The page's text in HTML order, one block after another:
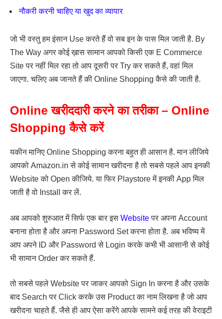
नौकरी करनी चाहिए या खुद का व्यापार
जो भी वस्तु हम इंसान Use करते हैं वो सब इन के पास मिल जाती है. By
The Way अगर कोई ख़ास सामान आपको किसी एक E Commerce
Site पर नहीं मिल रहा तो आप दूसरी पर Try कर सकते हैं, वहां मिल
जाएगा. चलिए अब जानते हैं की Online Shopping कैसे की जाती है.
Online खरीददारी करने का तरीका – Online
Shopping कैसे करें
यकीन मानिए Online Shopping करना बहुत ही आसान है. मान लीजिये
आपको Amazon.in से कोई सामान खरीदना है तो सबसे पहले आप इनकी
Website को Open कीजिये. या फिर Playstore में इनकी App मिल
जाती है वो Install कर लें.
अब आपको शुरुआत में सिर्फ एक बार इस Websiteपर अपना Account
बनाना होता है और अपना Password Set करना होता है. अब भविष्य में
आप अपने ID और Password से Login करके कभी भी आसानी से कोई
भी सामान Order कर सकते हैं.
तो सबसे पहले Website पर जाकर आपको Sign In करना है और उसके
बाद Search पर Click करके उस Product का नाम लिखना है जो आप
खरीदना चाहते हैं. जैसे ही आप ऐसा करेंगे आपके सामने कई तरह की वेराइटी